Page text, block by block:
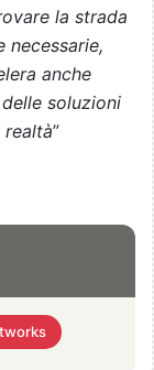
la strada
necessarie,
anche
soluzioni
”